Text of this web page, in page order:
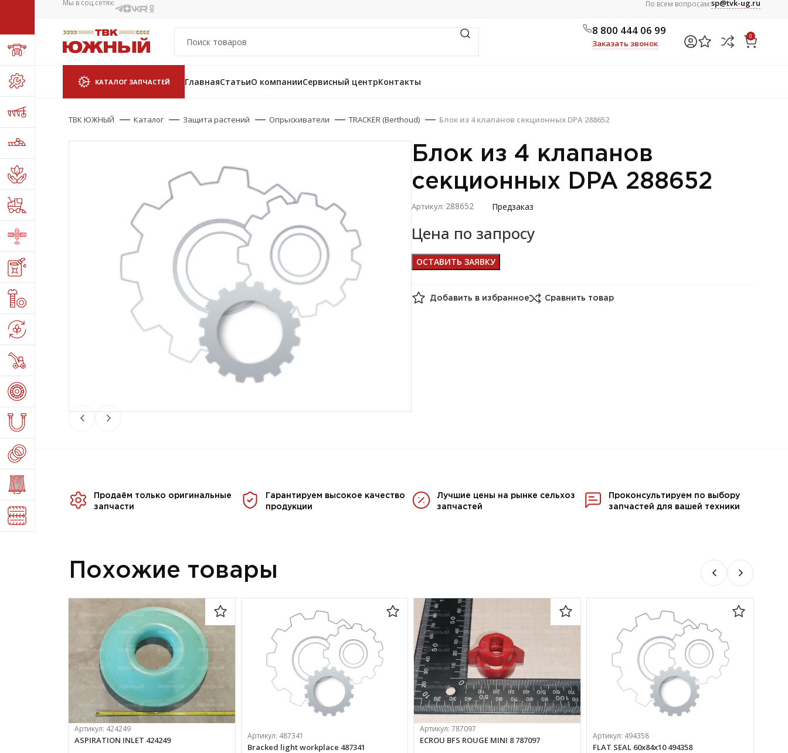
Мы в соц.сетях: По всем вопросам:sp@tvk-ug.ru
8 800 444 06 99
Заказать звонок
0
КАТАЛОГ ЗАПЧАСТЕЙ ГлавнаяСтатьиО компанииСервисный центрКонтакты
ТВК ЮЖНЫЙ Каталог Защита растений Опрыскиватели TRACKER (Berthoud) Блок из 4 клапанов секционных DPA 288652
Блок из 4 клапанов
секционных DPA 288652
Артикул: 288652 Предзаказ
Цена по запросу
ОСТАВИТЬ ЗАЯВКУ
Добавить в избранное Сравнить товар
Продаём только оригинальные
запчасти
Гарантируем высокое качество
продукции
Лучшие цены на рынке сельхоз
запчастей
Проконсультируем по выбору
запчастей для вашей техники
Похожие товары
Артикул: 424249
ASPIRATION INLET 424249 Артикул: 487341
Bracked light workplace 487341
Артикул:787097
ECROU BFS ROUGE MINI 8 787097 Артикул: 494358
FLAT SEAL 60х84х10 494358